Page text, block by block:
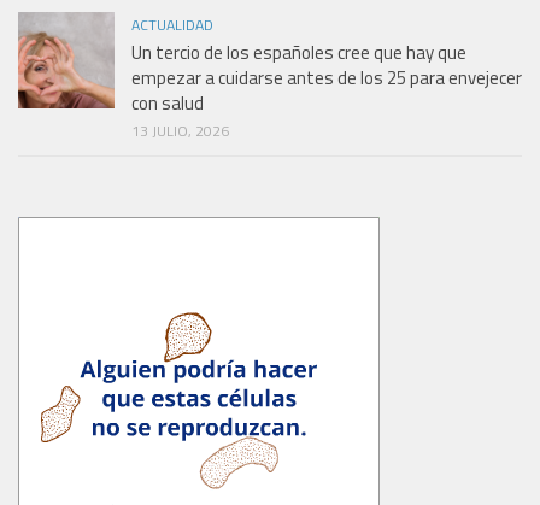
ACTUALIDAD
Un tercio de los españoles cree que hay que
empezar a cuidarse antes de los 25 para envejecer
con salud
13 JULIO, 2026